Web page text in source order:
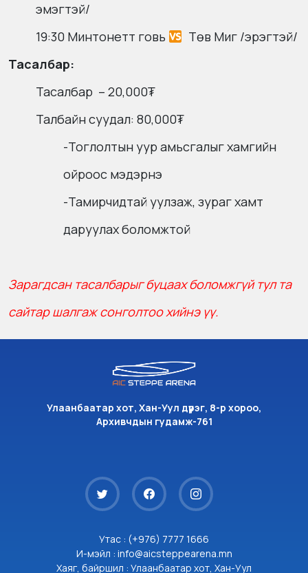
эмэгтэй/
19:30 Минтонетт говь
Төв Миг /эрэгтэй/
Тасалбар:
Тасалбар – 20,000₮
Талбайн суудал: 80,000₮
-Тоглолтын уур амьсгалыг хамгийн
ойроос мэдэрнэ
-Тамирчидтай уулзаж, зураг хамт
даруулах боломжтой
Зарагдсан тасалбарыг буцаах боломжгүй тул та
сайтар шалгаж сонголтоо хийнэ үү.
Улаанбаатар хот, Хан-Уул дүүрэг, 8-р хороо,
Архивчдын гудамж-761
Утас : (+976) 7777 1666
И-мэйл : info@aicsteppearena.mn
Хаяг, байршил : Улаанбаатар хот, Хан-Уул